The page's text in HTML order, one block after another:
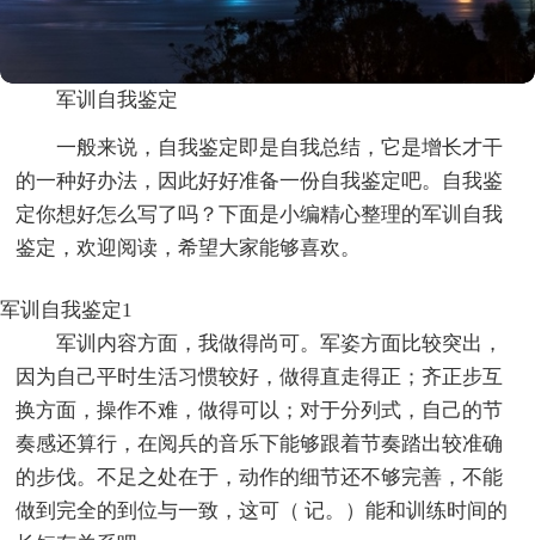
军训自我鉴定
一般来说，自我鉴定即是自我总结，它是增长才干
的一种好办法，因此好好准备一份自我鉴定吧。自我鉴
定你想好怎么写了吗？下面是小编精心整理的军训自我
鉴定，欢迎阅读，希望大家能够喜欢。
军训自我鉴定1
军训内容方面，我做得尚可。军姿方面比较突出，
因为自己平时生活习惯较好，做得直走得正；齐正步互
换方面，操作不难，做得可以；对于分列式，自己的节
奏感还算行，在阅兵的音乐下能够跟着节奏踏出较准确
的步伐。不足之处在于，动作的细节还不够完善，不能
做到完全的到位与一致，这可（ 记。）能和训练时间的